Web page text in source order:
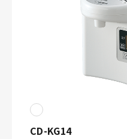
CD-KG14